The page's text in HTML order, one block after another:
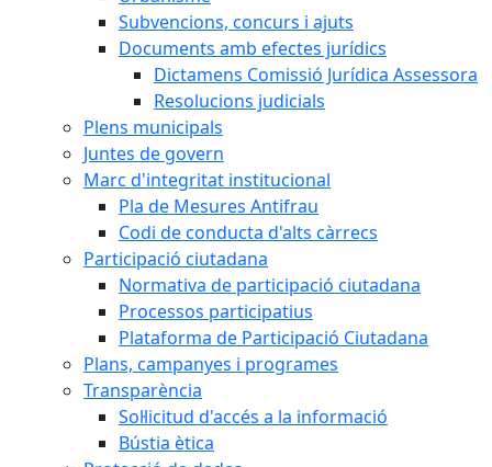
Subvencions, concurs i ajuts
Documents amb efectes jurídics
Dictamens Comissió Jurídica Assessora
Resolucions judicials
Plens municipals
Juntes de govern
Marc d'integritat institucional
Pla de Mesures Antifrau
Codi de conducta d'alts càrrecs
Participació ciutadana
Normativa de participació ciutadana
Processos participatius
Plataforma de Participació Ciutadana
Plans, campanyes i programes
Transparència
Sol·licitud d'accés a la informació
Bústia ètica